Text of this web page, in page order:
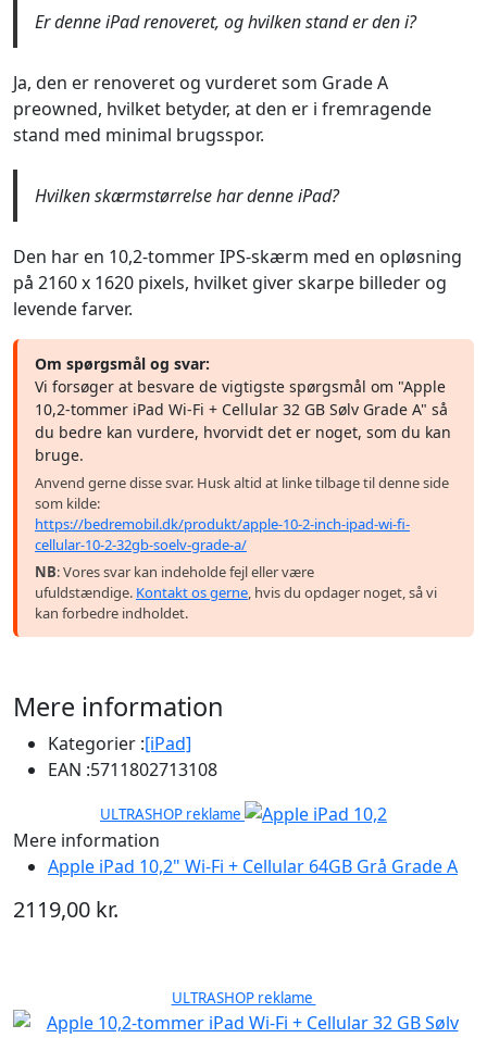
Er denne iPad renoveret, og hvilken stand er den i?
Ja, den er renoveret og vurderet som Grade A
preowned, hvilket betyder, at den er i fremragende
stand med minimal brugsspor.
Hvilken skærmstørrelse har denne iPad?
Den har en 10,2-tommer IPS-skærm med en opløsning
på 2160 x 1620 pixels, hvilket giver skarpe billeder og
levende farver.
Om spørgsmål og svar:
Vi forsøger at besvare de vigtigste spørgsmål om "Apple
10,2-tommer iPad Wi-Fi + Cellular 32 GB Sølv Grade A" så
du bedre kan vurdere, hvorvidt det er noget, som du kan
bruge.
Anvend gerne disse svar. Husk altid at linke tilbage til denne side
som kilde:
https://bedremobil.dk/produkt/apple-10-2-inch-ipad-wi-fi-
cellular-10-2-32gb-soelv-grade-a/
NB: Vores svar kan indeholde fejl eller være
ufuldstændige. Kontakt os gerne, hvis du opdager noget, så vi
kan forbedre indholdet.
Mere information
Kategorier :[iPad]
EAN :5711802713108
ULTRASHOP reklame
Mere information
Apple iPad 10,2" Wi-Fi + Cellular 64GB Grå Grade A
2119,00 kr.
ULTRASHOP reklame